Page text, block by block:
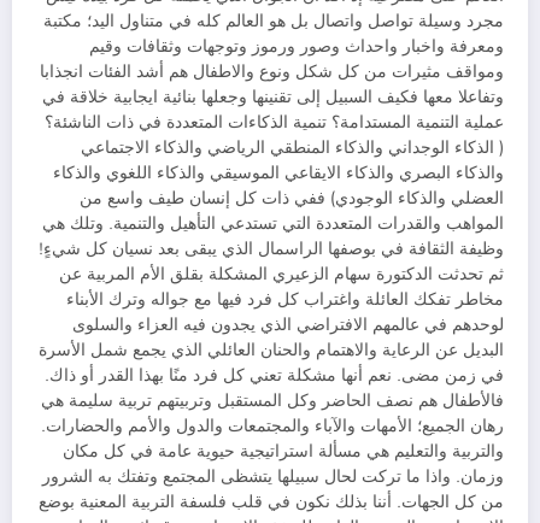
مجرد وسيلة تواصل واتصال بل هو العالم كله في متناول اليد؛ مكتبة
ومعرفة واخبار واحداث وصور ورموز وتوجهات وثقافات وقيم
ومواقف مثيرات من كل شكل ونوع والاطفال هم أشد الفئات انجذابا
وتفاعلا معها فكيف السبيل إلى تقنينها وجعلها بنائية ايجابية خلاقة في
عملية التنمية المستدامة؟ تنمية الذكاءات المتعددة في ذات الناشئة؟
( الذكاء الوجداني والذكاء المنطقي الرياضي والذكاء الاجتماعي
والذكاء البصري والذكاء الايقاعي الموسيقي والذكاء اللغوي والذكاء
العضلي والذكاء الوجودي) ففي ذات كل إنسان طيف واسع من
المواهب والقدرات المتعددة التي تستدعي التأهيل والتنمية. وتلك هي
وظيفة الثقافة في بوصفها الراسمال الذي يبقى بعد نسيان كل شيءٍ!
ثم تحدثت الدكتورة سهام الزعيري المشكلة بقلق الأم المربية عن
مخاطر تفكك العائلة واغتراب كل فرد فيها مع جواله وترك الأبناء
لوحدهم في عالمهم الافتراضي الذي يجدون فيه العزاء والسلوى
البديل عن الرعاية والاهتمام والحنان العائلي الذي يجمع شمل الأسرة
في زمن مضى. نعم أنها مشكلة تعني كل فرد منًا بهذا القدر أو ذاك.
فالأطفال هم نصف الحاضر وكل المستقبل وتربيتهم تربية سليمة هي
رهان الجميع؛ الأمهات والآباء والمجتمعات والدول والأمم والحضارات.
والتربية والتعليم هي مسألة استراتيجية حيوية عامة في كل مكان
وزمان. واذا ما تركت لحال سبيلها يتشظى المجتمع وتفتك به الشرور
من كل الجهات. أننا بذلك نكون في قلب فلسفة التربية المعنية بوضع